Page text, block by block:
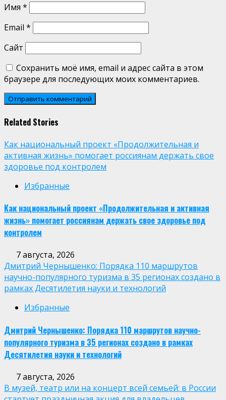
Имя *
Email *
Сайт
Сохранить моё имя, email и адрес сайта в этом
браузере для последующих моих комментариев.
Related Stories
Как национальный проект «Продолжительная и
активная жизнь» помогает россиянам держать свое
здоровье под контролем
Избранные
Как национальный проект «Продолжительная и активная
жизнь» помогает россиянам держать свое здоровье под
контролем
7 августа, 2026
Дмитрий Чернышенко: Порядка 110 маршрутов
научно-популярного туризма в 35 регионах создано в
рамках Десятилетия науки и технологий
Избранные
Дмитрий Чернышенко: Порядка 110 маршрутов научно-
популярного туризма в 35 регионах создано в рамках
Десятилетия науки и технологий
7 августа, 2026
В музей, театр или на концерт всей семьей: в России